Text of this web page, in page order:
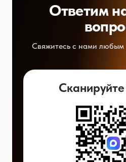
Ответим
Свяжитесь с нами